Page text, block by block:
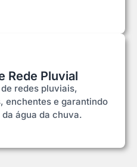
Rede Pluvial
redes pluviais,
enchentes e garantindo
água da chuva.